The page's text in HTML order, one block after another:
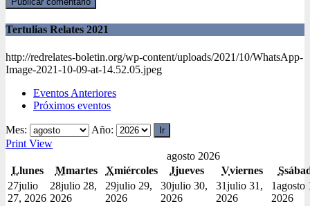
Tertulias Relates 2021
http://redrelates-boletin.org/wp-content/uploads/2021/10/WhatsApp-
Image-2021-10-09-at-14.52.05.jpeg
Eventos Anteriores
Próximos eventos
Mes:
Año:
Print View
agosto 2026
Llunes Mmartes Xmiércoles Jjueves Vviernes S
27julio
27, 2026
28julio 28,
2026
29julio 29,
2026
30julio 30,
2026
31julio 31,
2026
1agosto
2026